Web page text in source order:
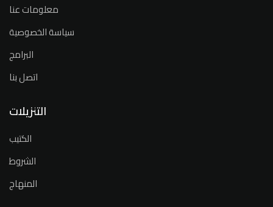
معلومات عنا
سياسة الخصوصية
البرامج
اتصل بنا
التنزيلات
الكتيب
الشروط
المنهاج